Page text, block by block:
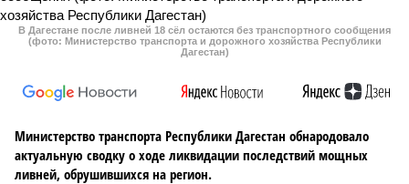
В Дагестане после ливней 18 сёл остаются без транспортного сообщения
(фото: Министерство транспорта и дорожного хозяйства Республики
Дагестан)
Министерство транспорта Республики Дагестан обнародовало
актуальную сводку о ходе ликвидации последствий мощных
ливней, обрушившихся на регион.